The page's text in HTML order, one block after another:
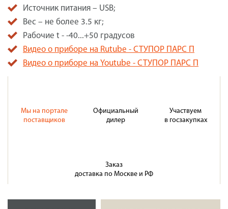
Источник питания – USB;
Вес – не более 3.5 кг;
Рабочие t - -40...+50 градусов
Видео о приборе на Rutube - СТУПОР ПАРС П
Видео о приборе на Youtube - СТУПОР ПАРС П
Мы на портале
поставщиков
Официальный
дилер
Участвуем
в госзакупках
Заказ
доставка по Москве и РФ